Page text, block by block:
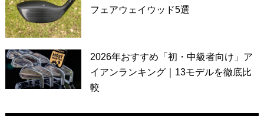
フェアウェイウッド5選
2026年おすすめ「初・中級者向け」ア
イアンランキング｜13モデルを徹底比
較